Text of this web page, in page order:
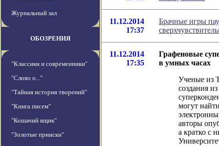
Журнальный зал
ОБОЗРЕНИЯ
"Классики и современники"
"Слово о..."
"Тайная история творений"
"Книга писем"
"Кошачий ящик"
"Золотые прииски"
11.12.2014
17:37
Брачные игры
11.12.2014
17:35
Графеновые
в умных часах
Ученые из
создания
могут
авторы
а кратко с